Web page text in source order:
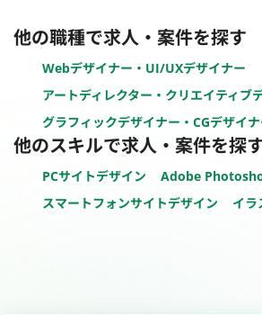
他の職種で求人・案件を探す
Webデザイナー・UI/UXデザイナー
アートディレクター・クリエイティブ
グラフィックデザイナー・CGデザイ
他のスキルで求人・案件を探
PCサイトデザイン Adobe
スマートフォンサイトデザイン
イラ